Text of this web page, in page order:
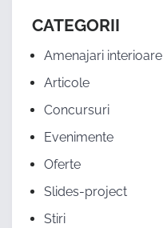
CATEGORII
Amenajari interioare
Articole
Concursuri
Evenimente
Oferte
Slides-project
Stiri